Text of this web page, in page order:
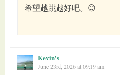
希望越跳越好吧。😊
Kevin's
June 23rd, 2026 at 09:19 am